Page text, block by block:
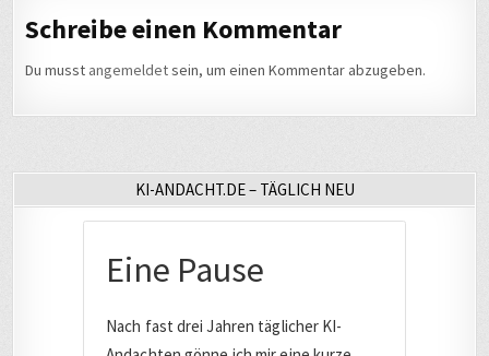
Schreibe einen Kommentar
Du musst angemeldetsein, um einen Kommentar abzugeben.
KI-ANDACHT.DE – TÄGLICH NEU